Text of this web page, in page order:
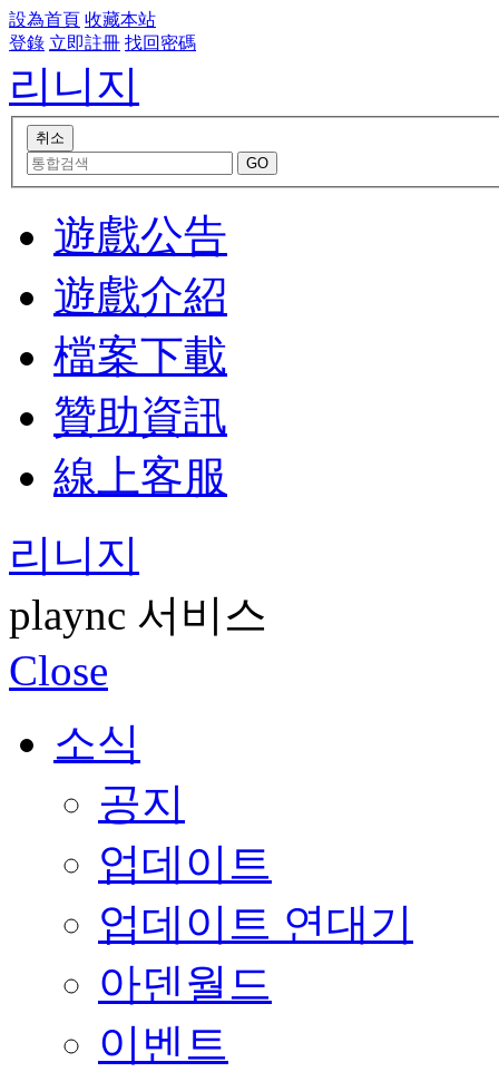
設為首頁 收藏本站
登錄 立即註冊 找回密碼
리니지
遊戲公告
遊戲介紹
檔案下載
贊助資訊
線上客服
리니지
plaync 서비스
Close
소식
공지
업데이트
업데이트 연대기
아덴월드
이벤트